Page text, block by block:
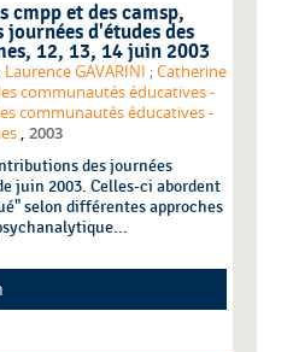
cmpp et des camsp,
journées d'études des
12, 13, 14 juin 2003
; Laurence GAVARINI ;Catherine
communautés éducatives -
communautés éducatives -
, 2003
des journées
juin 2003. Celles-ci abordent
selon différentes approches